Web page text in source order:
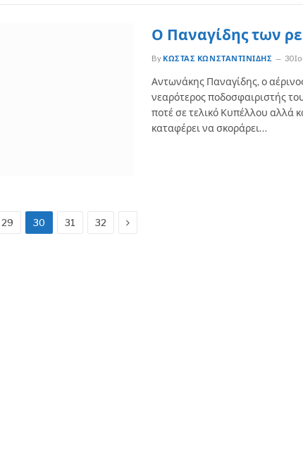
Ο Παναγίδης των
By ΚΏΣΤΑΣ ΚΩΝΣΤΑΝΤΙΝΊΔΗΣ 30
Αντωνάκης Παναγίδης, ο
νεαρότερος ποδοσφαιριστής
ποτέ σε τελικό Κυπέλλου αλλά
καταφέρει να σκοράρει…
29 30 31 32 Next